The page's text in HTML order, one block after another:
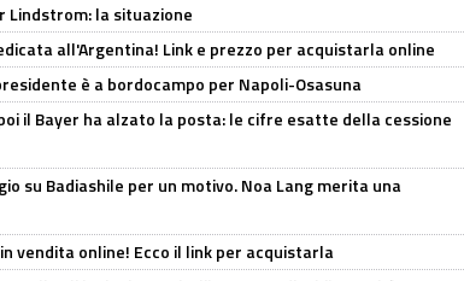
Lindstrom: la situazione
all'Argentina! Link e prezzo per acquistarla online
è a bordocampo per Napoli-Osasuna
il Bayer ha alzato la posta: le cifre esatte della cessione
su Badiashile per un motivo. Noa Lang merita una
vendita online! Ecco il link per acquistarla